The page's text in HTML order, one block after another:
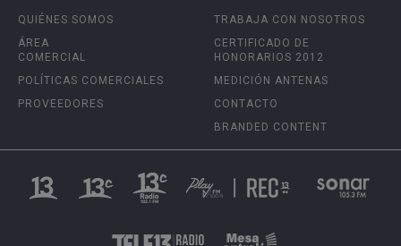
QUIÉNES SOMOS
ÁREA
COMERCIAL
POLÍTICAS COMERCIALES
PROVEEDORES
TRABAJA CON NOSOTROS
CERTIFICADO DE
HONORARIOS 2012
MEDICIÓN ANTENAS
CONTACTO
BRANDED CONTENT